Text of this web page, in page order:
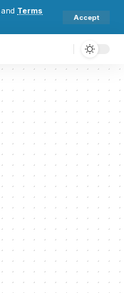
and Terms
Accept